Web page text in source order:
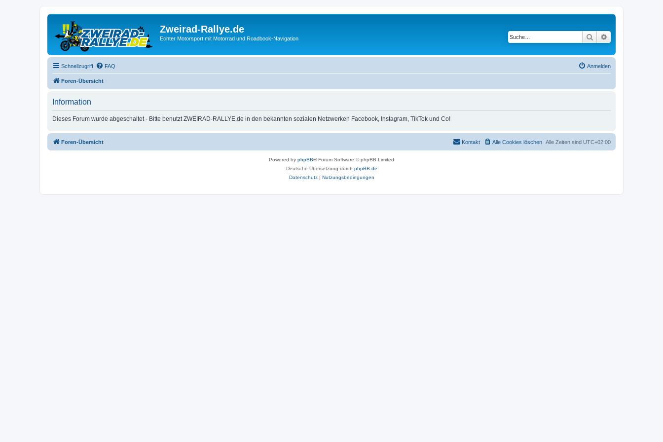
Zweirad-Rallye.de
Echter Motorsport mit Motorrad und Roadbook-Navigation Suche
Schnellzugriff FAQ Anmelden
Foren-Übersicht
Information
Dieses Forum wurde abgeschaltet - Bitte benutzt ZWEIRAD-RALLYE.de in den bekannten sozialen Netzwerken Facebook, Instagram, TikTok und Co!
Foren-Übersicht Alle Zeiten sind UTC+02:00
Alle Cookies löschen
Kontakt
Powered by phpBB® Forum Software © phpBB Limited
Deutsche Übersetzung durch phpBB.de
Datenschutz| Nutzungsbedingungen